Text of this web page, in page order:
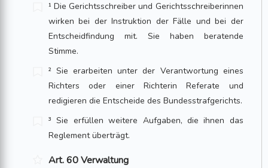
¹ Die Gerichtsschreiber und Gerichtsschreiberinnen
wirken bei der Instruktion der Fälle und bei der
Entscheidfindung mit. Sie haben beratende
Stimme.
² Sie erarbeiten unter der Verantwortung eines
Richters oder einer Richterin Refe­rate und
redigieren die Entscheide des Bundesstrafgerichts.
³ Sie erfüllen weitere Aufgaben, die ihnen das
Reglement überträgt.
Art. 60 Verwaltung